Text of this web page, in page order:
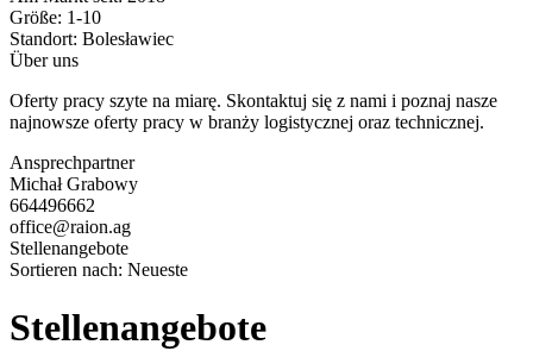
Größe: 1-10
Standort: Bolesławiec
Über uns
Oferty pracy szyte na miarę. Skontaktuj się z nami i poznaj nasze
najnowsze oferty pracy w branży logistycznej oraz technicznej.
Ansprechpartner
Michał Grabowy
664496662
office@raion.ag
Stellenangebote
Sortieren nach: Neueste
Stellenangebote